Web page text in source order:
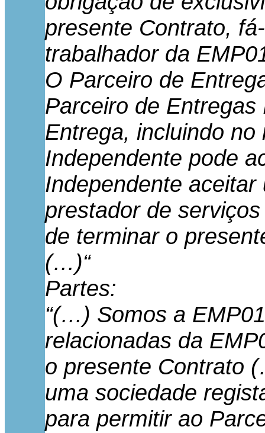
presente Contrato,
trabalhador da
O Parceiro de
Parceiro de
Entrega, incluindo
Independente pode
Independente
prestador de
de terminar o
(…)“
Partes:
“(…) Somos a
relacionadas da
o presente Contrato
uma sociedade
para permitir ao